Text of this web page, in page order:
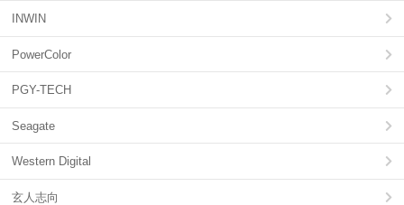
INWIN
PowerColor
PGY-TECH
Seagate
Western Digital
玄人志向